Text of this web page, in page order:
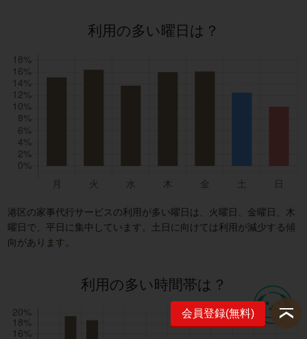
利用の多い曜日は？
港区の家事代行サービスの利用が多い曜日は、火曜日、金曜日、木
曜日で、平日に集中しています。土日に向けては利用が減少する傾
向があります。
利用の多い時間帯は？
会員登録(無料)